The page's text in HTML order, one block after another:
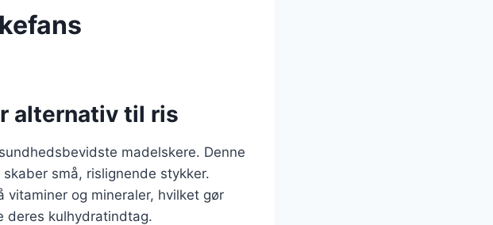
alternativ til ris
madelskere. Denne
små, rislignende stykker.
vitaminer og mineraler, hvilket gør
deres kulhydratindtag.